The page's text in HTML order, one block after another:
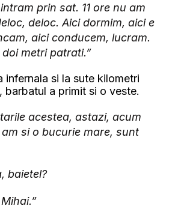
prin sat. 11 ore nu am
deloc. Aici dormim, aici e
aici conducem, lucram.
metri patrati.”
infernala si la sute kilometri
barbatul a primit si o veste.
acestea, astazi, acum
si o bucurie mare, sunt
baietel?